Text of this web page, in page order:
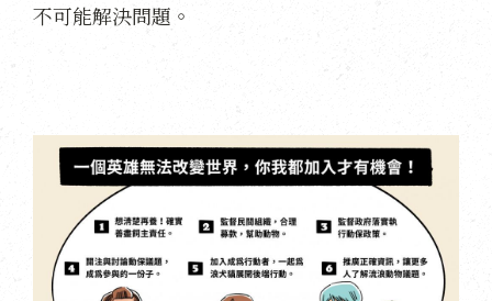
不可能解決問題。